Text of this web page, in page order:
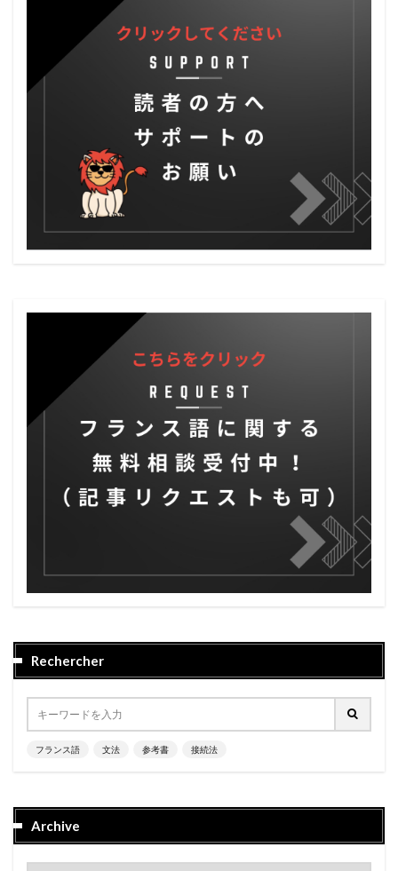
Rechercher
フランス語 文法 参考書 接続法
Archive